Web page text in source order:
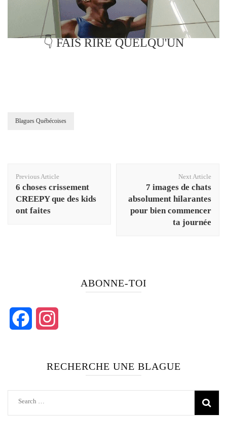
👇 FAIS RIRE QUELQU'UN
Blagues Québécoises
Navigation
Previous Article
6 choses crissement
CREEPY que des kids
ont faites
Next Article
7 images de chats
absolument hilarantes
pour bien commencer
ta journée
ABONNE-TOI
RECHERCHE UNE BLAGUE
Search